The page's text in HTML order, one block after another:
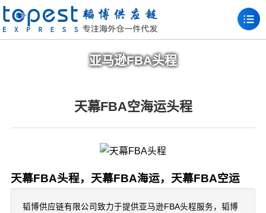
亚马逊FBA头程
天幕FBA空海运头程
天幕FBA头程，天幕FBA海运，天幕FBA空运
韬博供应链有限公司致力于提供亚马逊FBA头程服务，韬博